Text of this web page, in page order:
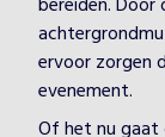
ervoor zorgen
evenement.
Of het nu gaat